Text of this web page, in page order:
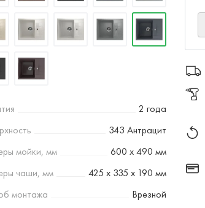
2 года
343 Антрацит
мойки, мм
600 х 490 мм
чаши, мм
425 х 335 х 190 мм
монтажа
Врезной